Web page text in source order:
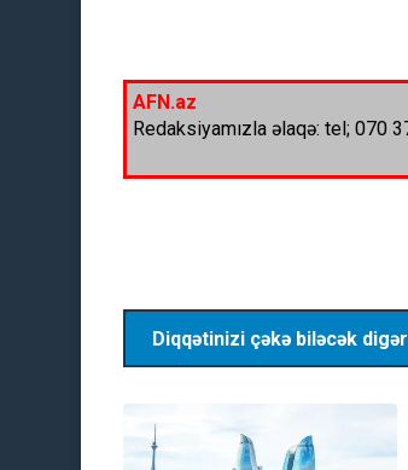
AFN.az
Redaksiyamızla əlaqə: tel; 070
Diqqətinizi çəkə biləcək